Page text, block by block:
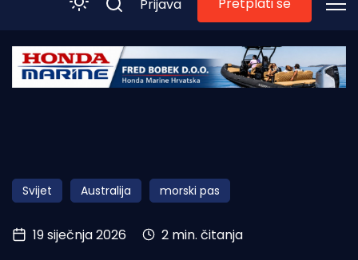
Početna
Obala
Otoci
Turizam i nautika
Prijava Pretplati se
Svijet Australija morski pas
19 siječnja 2026 2 min. čitanja